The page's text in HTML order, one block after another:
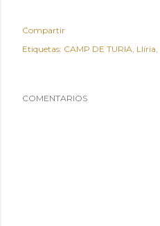
Compartir
Etiquetas: CAMP DE TURIA Llíria
COMENTARIOS